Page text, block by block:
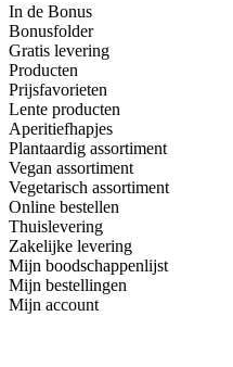
In de Bonus
Bonusfolder
Gratis levering
Producten
Prijsfavorieten
Lente producten
Aperitiefhapjes
Plantaardig assortiment
Vegan assortiment
Vegetarisch assortiment
Online bestellen
Thuislevering
Zakelijke levering
Mijn boodschappenlijst
Mijn bestellingen
Mijn account